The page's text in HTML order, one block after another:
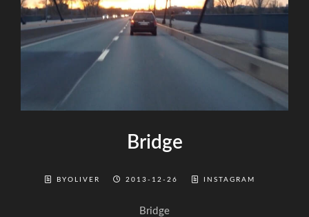
Bridge
BYOLIVER 2013-12-26 INSTAGRAM
Bridge